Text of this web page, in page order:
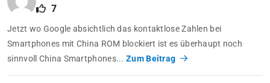
7
Jetzt wo Google absichtlich das kontaktlose Zahlen bei
Smartphones mit China ROM blockiert ist es überhaupt noch
sinnvoll China Smartphones...Zum Beitrag